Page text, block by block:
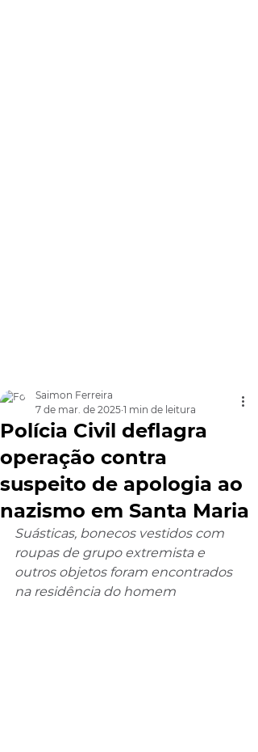
Polícia Civil deflagra
operação contra
suspeito de apologia ao
nazismo em Santa Maria
Saimon Ferreira
7 de mar. de 2025 1 min de leitura
Suásticas, bonecos vestidos com
roupas de grupo extremista e
outros objetos foram encontrados
na residência do homem